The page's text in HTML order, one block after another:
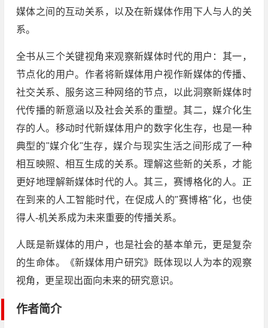
媒体之间的互动关系，以及在新媒体作用下人与人的关
系。
全书从三个关键视角来观察新媒体时代的用户：其一，
节点化的用户。作者将新媒体用户视作新媒体的传播、
社交关系、服务这三种网络的节点，以此洞察新媒体时
代传播的新意涵以及社会关系的重塑。其二，媒介化生
存的人。移动时代新媒体用户的数字化生存，也是一种
典型的"媒介化"生存，媒介与现实生活之间形成了一种
相互映照、相互生成的关系。理解这些新的关系，才能
更好地理解新媒体时代的人。其三，赛博格化的人。正
在到来的人工智能时代，在促成人的"赛博格"化，也使
得人-机关系成为未来重要的传播关系。
人既是新媒体的用户，也是社会的基本单元，更是复杂
的生命体。《新媒体用户研究》既体现以人为本的观察
视角，更呈现出面向未来的研究意识。
作者简介